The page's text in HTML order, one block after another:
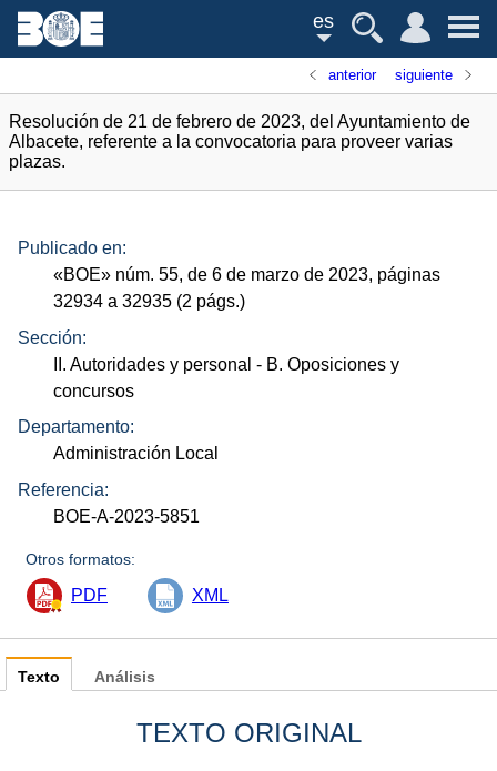
es
anterior siguiente
Resolución de 21 de febrero de 2023, del Ayuntamiento de
Albacete, referente a la convocatoria para proveer varias
plazas.
Publicado en:
«BOE» núm. 55, de 6 de marzo de 2023, páginas
32934 a 32935 (2 págs.)
Sección:
II. Autoridades y personal - B. Oposiciones y
concursos
Departamento:
Administración Local
Referencia:
BOE-A-2023-5851
Otros formatos:
PDF XML
Texto
TEXTO ORIGINAL
Análisis